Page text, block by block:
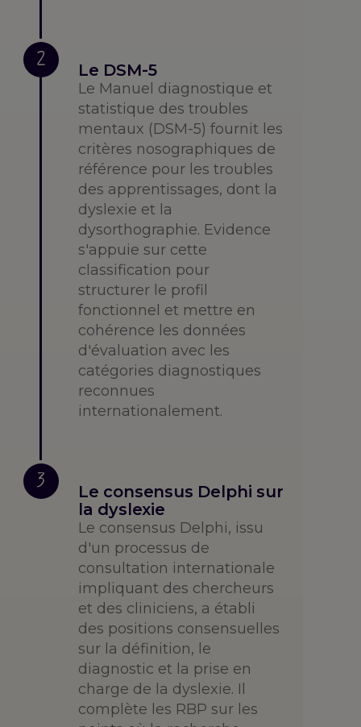
2 Le DSM-5
Le Manuel diagnostique et
statistique des troubles
mentaux (DSM-5) fournit les
critères nosographiques de
référence pour les troubles
des apprentissages, dont la
dyslexie et la
dysorthographie. Evidence
s'appuie sur cette
classification pour
structurer le profil
fonctionnel et mettre en
cohérence les données
d'évaluation avec les
catégories diagnostiques
reconnues
internationalement.
3
Le consensus Delphi sur
la dyslexie
Le consensus Delphi, issu
d'un processus de
consultation internationale
impliquant des chercheurs
et des cliniciens, a établi
des positions consensuelles
sur la définition, le
diagnostic et la prise en
charge de la dyslexie. Il
complète les RBP sur les